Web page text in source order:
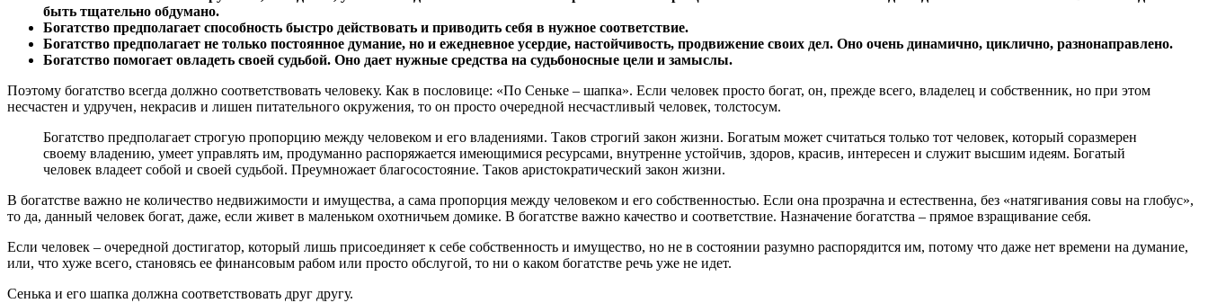
быть тщательно обдумано.
Богатство предполагает способность быстро действовать и приводить себя в нужное соответствие.
Богатство предполагает не только постоянное думание, но и ежедневное усердие, настойчивость, продвижение своих дел. Оно очень динамично, циклично, разнонаправлено.
Богатство помогает овладеть своей судьбой. Оно дает нужные средства на судьбоносные цели и замыслы.
Поэтому богатство всегда должно соответствовать человеку. Как в пословице: «По Сеньке – шапка». Если человек просто богат, он, прежде всего, владелец и собственник, но при этом
несчастен и удручен, некрасив и лишен питательного окружения, то он просто очередной несчастливый человек, толстосум.
Богатство предполагает строгую пропорцию между человеком и его владениями. Таков строгий закон жизни. Богатым может считаться только тот человек, который соразмерен
своему владению, умеет управлять им, продуманно распоряжается имеющимися ресурсами, внутренне устойчив, здоров, красив, интересен и служит высшим идеям. Богатый
человек владеет собой и своей судьбой. Преумножает благосостояние. Таков аристократический закон жизни.
В богатстве важно не количество недвижимости и имущества, а сама пропорция между человеком и его собственностью. Если она прозрачна и естественна, без «натягивания совы на глобус»,
то да, данный человек богат, даже, если живет в маленьком охотничьем домике. В богатстве важно качество и соответствие. Назначение богатства – прямое взращивание себя.
Если человек – очередной достигатор, который лишь присоединяет к себе собственность и имущество, но не в состоянии разумно распорядится им, потому что даже нет времени на думание,
или, что хуже всего, становясь ее финансовым рабом или просто обслугой, то ни о каком богатстве речь уже не идет.
Сенька и его шапка должна соответствовать друг другу.